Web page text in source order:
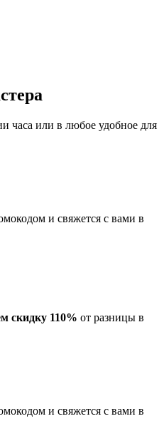
часа или в любое удобное для
и свяжется с вами в
скидку 110% от разницы в
и свяжется с вами в